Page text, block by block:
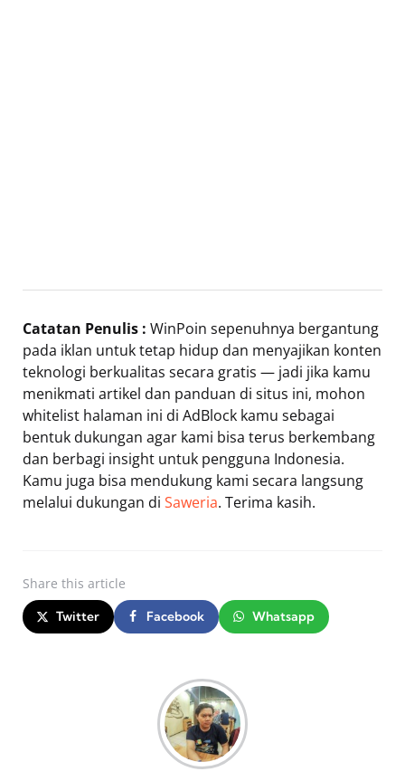
Catatan Penulis : WinPoin sepenuhnya bergantung
pada iklan untuk tetap hidup dan menyajikan konten
teknologi berkualitas secara gratis — jadi jika kamu
menikmati artikel dan panduan di situs ini, mohon
whitelist halaman ini di AdBlock kamu sebagai
bentuk dukungan agar kami bisa terus berkembang
dan berbagi insight untuk pengguna Indonesia.
Kamu juga bisa mendukung kami secara langsung
melalui dukungan di Saweria. Terima kasih.
Share this article
Twitter Facebook Whatsapp